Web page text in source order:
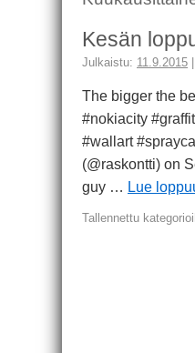
Kesän
Julkaistu: 11.9.2015
The bigger the
#nokiacity
#wallart
(@raskontti) on
guy … Lue
Tallennettu